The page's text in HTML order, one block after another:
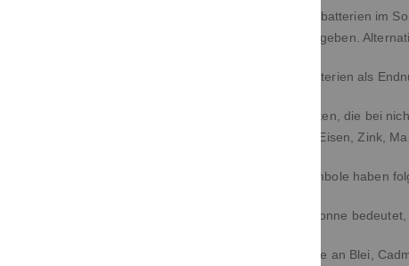
Sie können Altbatterien, die wir als Neubatterien im
Versandlager (Versandadresse) zurückgeben.
Sie sind zur Rückgabe gebrauchter Batterien als
Altbatterien können Schadstoffe enthalten, die bei
aber auch wichtige Rohstoffe, wie z.B. Eisen, Zink,
Die auf den Batterien abgebildeten Symbole haben
Das Symbol der durchgekreuzten Mülltonne
Bei Batterien, die eine bestimmte Masse an Blei,